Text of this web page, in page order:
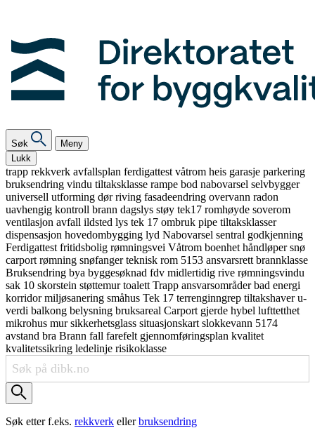
Søk
Meny
Lukk
trapp rekkverk avfallsplan ferdigattest våtrom heis garasje parkering
bruksendring vindu tiltaksklasse rampe bod nabovarsel selvbygger
universell utforming dørriving fasadeendring overvann radon
uavhengig kontroll brann dagslys støy tek17 romhøyde soverom
ventilasjon avfall ildsted lys tek 17 ombruk pipe tiltaksklasser
dispensasjon hovedombygging lyd Nabovarsel sentral godkjenning
Ferdigattest fritidsbolig rømningsvei Våtrom boenhet håndløpersnø
carport rømning snøfangerteknisk rom 5153 ansvarsrett brannklasse
Bruksendring bya byggesøknad fdv midlertidig rive rømningsvindu
sak 10 skorstein støttemurtoalett Trapp ansvarsområderbad energi
korridormiljøsanering småhus Tek 17 terrenginngrep tiltakshaveru-
verdi balkong belysning bruksareal Carport gjerde hybel lufttetthet
mikrohus mursikkerhetsglass situasjonskart slokkevann 5174
avstand bra Brann fall farefelt gjennomføringsplan kvalitet
kvalitetssikring ledelinje risikoklasse
Søk etter f.eks. rekkverk ellerbruksendring